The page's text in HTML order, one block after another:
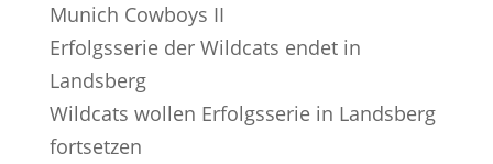
Munich Cowboys II
Erfolgsserie der Wildcats endet in
Landsberg
Wildcats wollen Erfolgsserie in Landsberg
fortsetzen